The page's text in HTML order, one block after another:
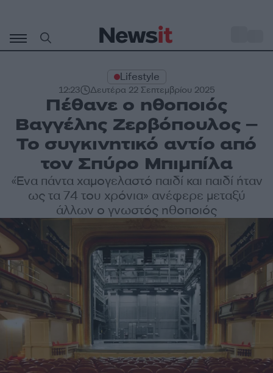
περιεχόμενο
Lifestyle
12:23 Δευτέρα 22 Σεπτεμβρίου 2025
Πέθανε ο ηθοποιός
Βαγγέλης Ζερβόπουλος –
Το συγκινητικό αντίο από
τον Σπύρο Μπιμπίλα
«Ένα πάντα χαμογελαστό παιδί και παιδί ήταν
ως τα 74 του χρόνια» ανέφερε μεταξύ
άλλων ο γνωστός ηθοποιός